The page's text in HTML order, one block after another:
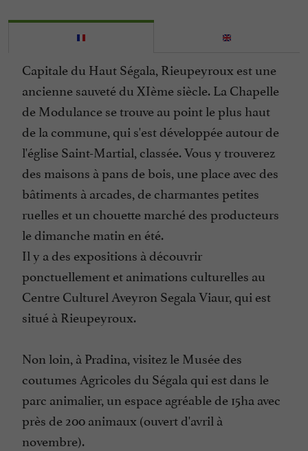
Capitale du Haut Ségala, Rieupeyroux est une
ancienne sauveté du XIème siècle. La Chapelle
de Modulance se trouve au point le plus haut
de la commune, qui s'est développée autour de
l'église Saint-Martial, classée. Vous y trouverez
des maisons à pans de bois, une place avec des
bâtiments à arcades, de charmantes petites
ruelles et un chouette marché des producteurs
le dimanche matin en été.
Il y a des expositions à découvrir
ponctuellement et animations culturelles au
Centre Culturel Aveyron Segala Viaur, qui est
situé à Rieupeyroux.
Non loin, à Pradina, visitez le Musée des
coutumes Agricoles du Ségala qui est dans le
parc animalier, un espace agréable de 15ha avec
près de 200 animaux (ouvert d'avril à
novembre).